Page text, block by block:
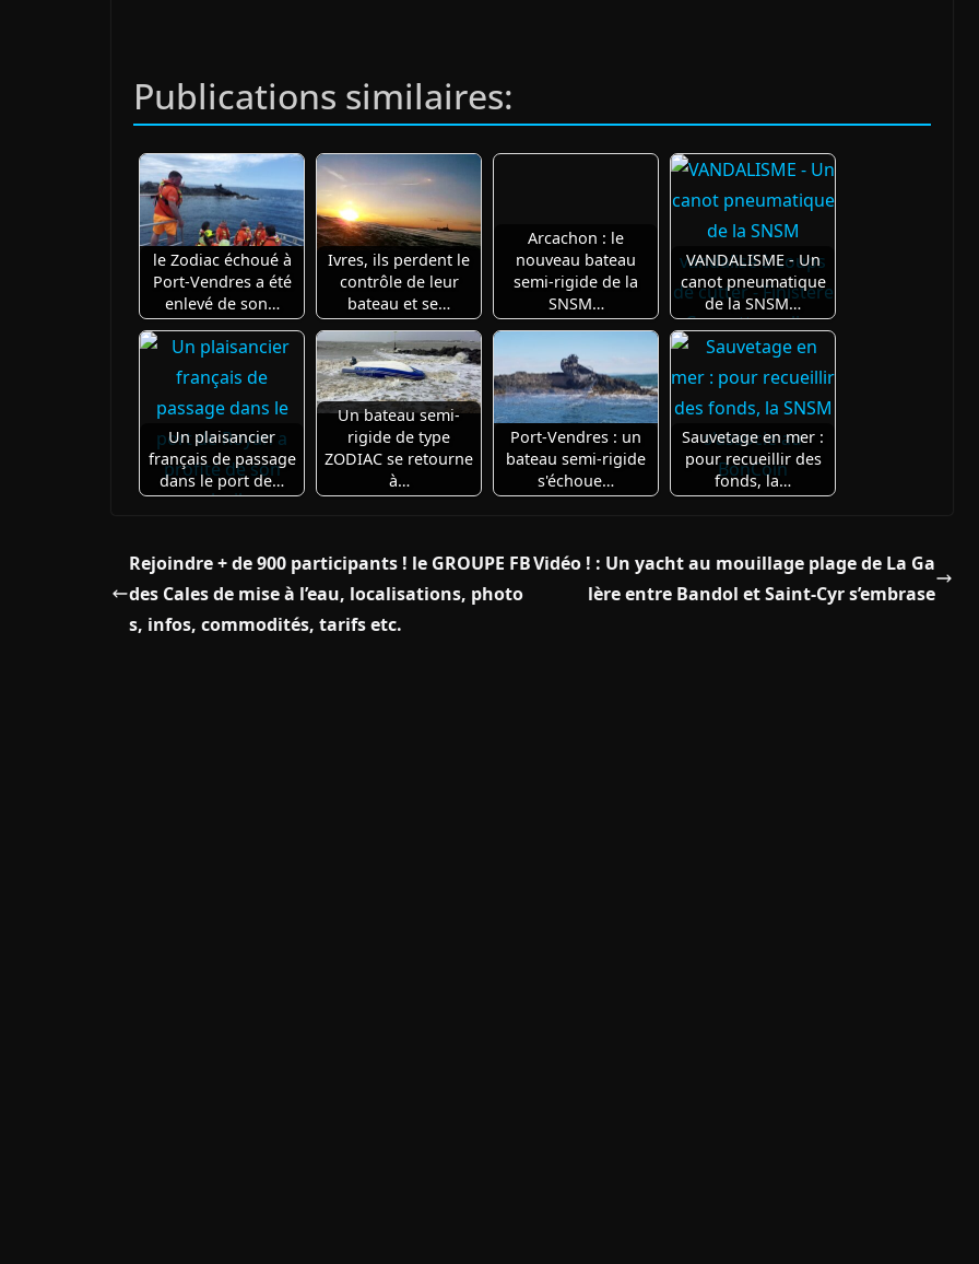
Publications similaires:
le Zodiac échoué à
Port-Vendres a été
enlevé de son…
Ivres, ils perdent le
contrôle de leur
bateau et se…
Arcachon : le
nouveau bateau
semi-rigide de la
SNSM…
VANDALISME - Un
canot pneumatique
de la SNSM…
Un plaisancier
français de passage
dans le port de…
Un bateau semi-
rigide de type
ZODIAC se retourne
à…
Port-Vendres : un
bateau semi-rigide
s'échoue…
Sauvetage en mer :
pour recueillir des
fonds, la…
Rejoindre + de 900 participants ! le GROUPE FB
des Cales de mise à l’eau, localisations, photo
s, infos, commodités, tarifs etc.
Vidéo ! : Un yacht au mouillage plage de La Ga
lère entre Bandol et Saint-Cyr s’embrase